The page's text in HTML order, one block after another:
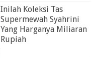
Inilah Koleksi Tas
Supermewah Syahrini
Yang Harganya Miliaran
Rupiah